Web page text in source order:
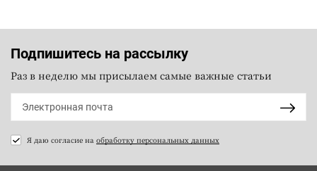
Подпишитесь на рассылку
Раз в неделю мы присылаем самые важные статьи
Я даю согласие на обработку персональных данных